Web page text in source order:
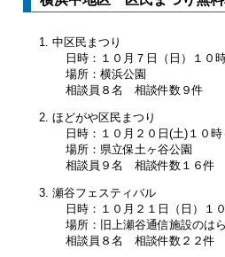
中区民まつり
日時：１０月７日（日）１０
場所：横浜公園
相談員８名 相談件数９件
ほどがや区民まつり
日時：１０月２０日(土)１０
場所：県立保土ヶ谷公園
相談員９名 相談件数１６件
瀬谷フェスティバル
日時：１０月２１日（日）１
場所：旧上瀬谷通信施設のは
相談員８名 相談件数２２件